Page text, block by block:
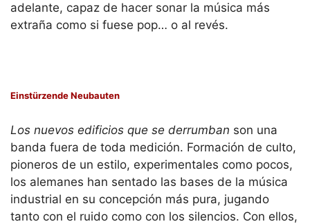
adelante, capaz de hacer sonar la música más
extraña como si fuese pop… o al revés.
Einstürzende Neubauten
Los nuevos edificios que se derrumban son una
banda fuera de toda medición. Formación de culto,
pioneros de un estilo, experimentales como pocos,
los alemanes han sentado las bases de la música
industrial en su concepción más pura, jugando
tanto con el ruido como con los silencios. Con ellos,